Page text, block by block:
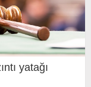
yatağı